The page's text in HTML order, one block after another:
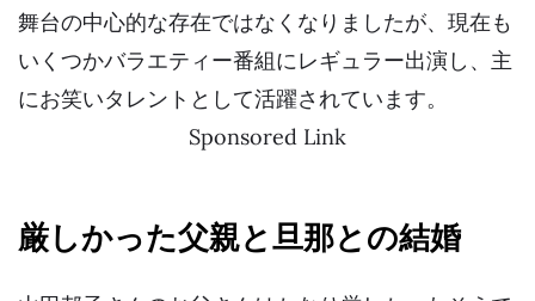
舞台の中心的な存在ではなくなりましたが、現在も
いくつかバラエティー番組にレギュラー出演し、主
にお笑いタレントとして活躍されています。
Sponsored Link
厳しかった父親と旦那との結婚